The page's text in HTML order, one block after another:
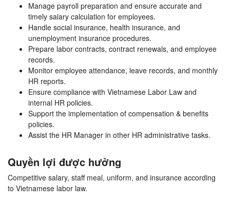
Manage payroll preparation and ensure accurate and
timely salary calculation for employees.
Handle social insurance, health insurance, and
unemployment insurance procedures.
Prepare labor contracts, contract renewals, and employee
records.
Monitor employee attendance, leave records, and monthly
HR reports.
Ensure compliance with Vietnamese Labor Law and
internal HR policies.
Support the implementation of compensation & benefits
policies.
Assist the HR Manager in other HR administrative tasks.
Quyền lợi được hưởng
Competitive salary, staff meal, uniform, and insurance according
to Vietnamese labor law.